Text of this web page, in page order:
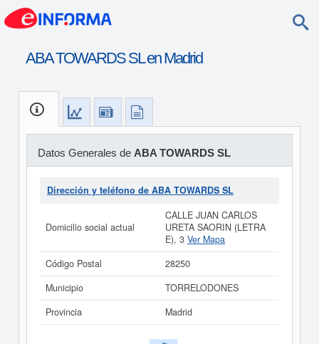
ABA TOWARDS SL en Madrid
Datos Generales de ABA TOWARDS SL
Dirección y teléfono de ABA TOWARDS SL
Domicilio social actual
CALLE JUAN CARLOS
URETA SAORIN (LETRA
E), 3 Ver Mapa
Código Postal
28250
Municipio
TORRELODONES
Provincia
Madrid